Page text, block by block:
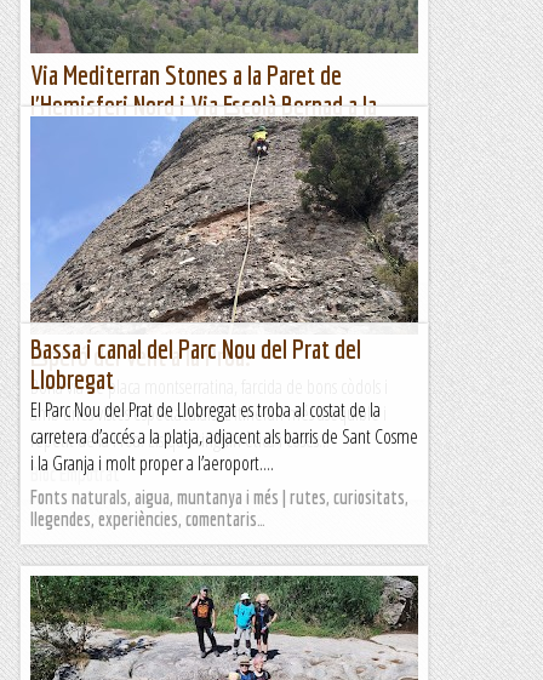
Via Mediterran Stones a la Paret de
l'Hemisferi Nord i Via Escolà Bernad a la
canal amagada. Sant Llorenç del Munt. 29-
Des del Gurugú la Paret de l'Hemisferi Nord i la Canal
Amagada. ...
Jaumegrimp 2
Esperó del Vent a la Proa.
Bona via de placa montserratina, farcida de bons còdols i
amb unes vistes espectaculars. L'itinerari més asequible i
repetit de la Proa. Els que tinguin ètica i coses...
Bloc Empotrat
Bassa i canal del Parc Nou del Prat del
Llobregat
El Parc Nou del Prat de Llobregat es troba al costat de la
carretera d’accés a la platja, adjacent als barris de Sant Cosme
i la Granja i molt proper a l’aeroport....
Fonts naturals, aigua, muntanya i més | rutes, curiositats,
llegendes, experiències, comentaris…